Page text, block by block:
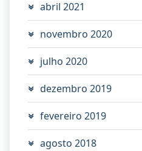
abril 2021
novembro 2020
julho 2020
dezembro 2019
fevereiro 2019
agosto 2018